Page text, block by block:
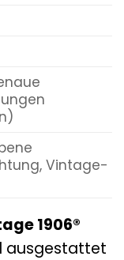
Vintage-
1906®
ausgestattet